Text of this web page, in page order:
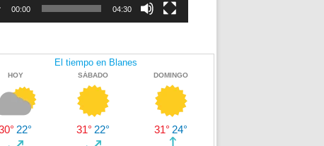
00:00 04:30